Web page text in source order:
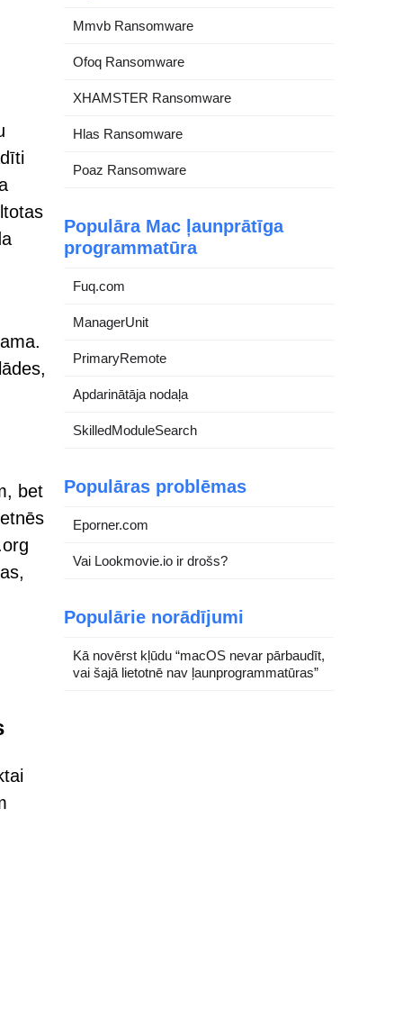
bet
Mmvb Ransomware
Ofoq Ransomware
XHAMSTER Ransomware
Hlas Ransomware
Poaz Ransomware
Populāra Mac ļaunprātīga
programmatūra
Fuq.com
ManagerUnit
PrimaryRemote
Apdarinātāja nodaļa
SkilledModuleSearch
Populāras problēmas
Eporner.com
Vai Lookmovie.io ir drošs?
Populārie norādījumi
Kā novērst kļūdu “macOS nevar pārbaudīt,
vai šajā lietotnē nav ļaunprogrammatūras”